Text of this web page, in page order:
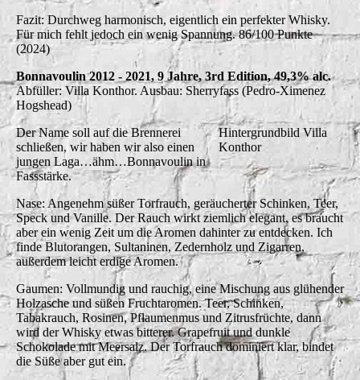
Fazit: Durchweg harmonisch, eigentlich ein perfekter Whisky.
Für mich fehlt jedoch ein wenig Spannung. 86/100 Punkte
(2024)
Bonnavoulin 2012 - 2021, 9 Jahre, 3rd Edition, 49,3% alc.
Abfüller: Villa Konthor. Ausbau: Sherryfass (Pedro-Ximenez
Hogshead)
Hintergrundbild Villa
Konthor
Der Name soll auf die Brennerei
schließen, wir haben wir also einen
jungen Laga…ähm…Bonnavoulin in
Fassstärke.
Nase: Angenehm süßer Torfrauch, geräucherter Schinken, Teer,
Speck und Vanille. Der Rauch wirkt ziemlich elegant, es braucht
aber ein wenig Zeit um die Aromen dahinter zu entdecken. Ich
finde Blutorangen, Sultaninen, Zedernholz und Zigarren,
außerdem leicht erdige Aromen.
Gaumen: Vollmundig und rauchig, eine Mischung aus glühender
Holzasche und süßen Fruchtaromen. Teer, Schinken,
Tabakrauch, Rosinen, Pflaumenmus und Zitrusfrüchte, dann
wird der Whisky etwas bitterer. Grapefruit und dunkle
Schokolade mit Meersalz. Der Torfrauch dominiert klar, bindet
die Süße aber gut ein.